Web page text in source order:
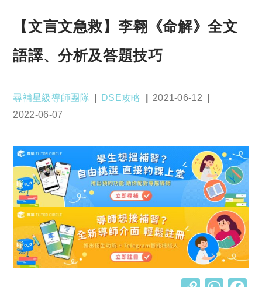
【文言文急救】李翱《命解》全文
語譯、分析及答題技巧
Post
author:
尋補星級導師團隊
Post
DSE攻略
Post
2021-06-12
Post
2022-06-07